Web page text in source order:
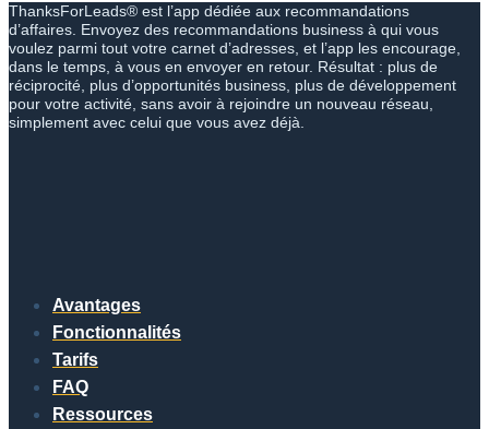
ThanksForLeads® est l’app dédiée aux recommandations
d’affaires. Envoyez des recommandations business à qui vous
voulez parmi tout votre carnet d’adresses, et l’app les encourage,
dans le temps, à vous en envoyer en retour. Résultat : plus de
réciprocité, plus d’opportunités business, plus de développement
pour votre activité, sans avoir à rejoindre un nouveau réseau,
simplement avec celui que vous avez déjà.
Avantages
Fonctionnalités
Tarifs
FAQ
Ressources